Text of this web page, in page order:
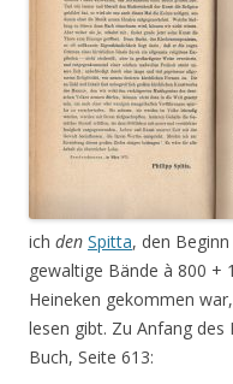
ich den Spitta, den
gewaltige Bände à 800 +
Heineken gekommen
lesen gibt. Zu Anfang des
Buch, Seite 613: